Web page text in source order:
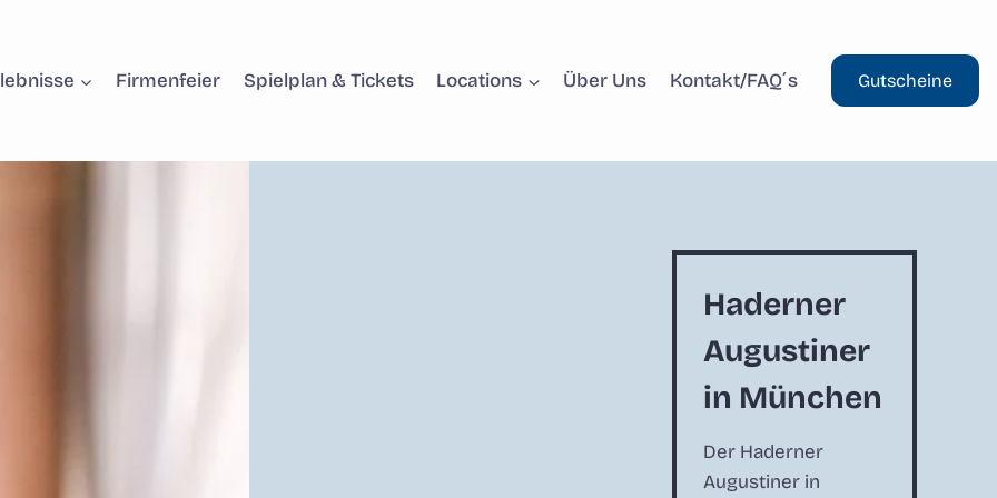
Firmenfeier Spielplan & Tickets Locations Über Uns Kontakt/FAQ´s Gutscheine
Haderner
Augustiner
in München
Der Haderner
Augustiner in